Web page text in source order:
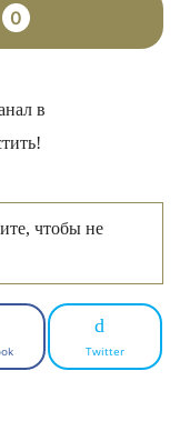
0
в
чтобы не
Twitter